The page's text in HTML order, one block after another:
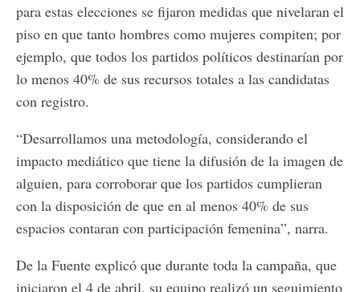
para estas elecciones se fijaron medidas que nivelaran el
piso en que tanto hombres como mujeres compiten; por
ejemplo, que todos los partidos políticos destinarían por
lo menos 40% de sus recursos totales a las candidatas
con registro.
“Desarrollamos una metodología, considerando el
impacto mediático que tiene la difusión de la imagen de
alguien, para corroborar que los partidos cumplieran
con la disposición de que en al menos 40% de sus
espacios contaran con participación femenina”, narra.
De la Fuente explicó que durante toda la campaña, que
iniciaron el 4 de abril, su equipo realizó un seguimiento